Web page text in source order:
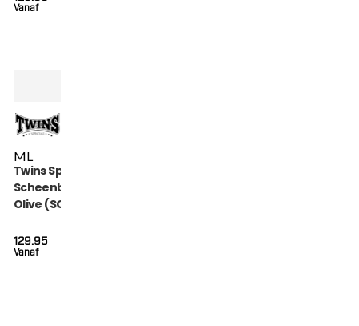
Vanaf
ML
Twins Special
Scheenbeschermers
Olive (SGL 7 OLIVE)
Vanaf
129.95